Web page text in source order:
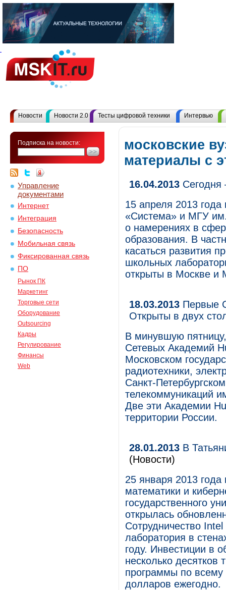
Новости Новости 2.0 Тесты цифровой техники Интервью
Подписка на новости:
Управление
документами
Интернет
Интеграция
Безопасность
Мобильная связь
Фиксированная связь
ПО
Рынок ПК
Маркетинг
Торговые сети
Оборудование
Outsourcing
Кадры
Регулирование
Финансы
Web
московские
материалы с
16.04.2013 Сегодня
15 апреля 2013
«Система» и МГУ
о намерениях в
образования. В
касаться развития
школьных
открыты в Москве и
18.03.2013 Первые
Открыты в двух
В минувшую
Сетевых Академий
Московском
радиотехники,
Санкт-
телекоммуникаций
Две эти Академии
территории России.
28.01.2013 В
(Новости)
25 января 2013 года
математики и
государственного
открылась
Сотрудничество
лаборатория в
году. Инвестиции в
несколько
программы по
долларов ежегодно.